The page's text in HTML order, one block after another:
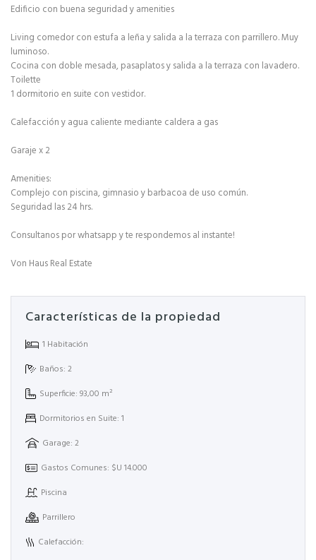
Edificio con buena seguridad y amenities
Living comedor con estufa a leña y salida a la terraza con parrillero. Muy
luminoso.
Cocina con doble mesada, pasaplatos y salida a la terraza con lavadero.
Toilette
1 dormitorio en suite con vestidor.
Calefacción y agua caliente mediante caldera a gas
Garaje x 2
Amenities:
Complejo con piscina, gimnasio y barbacoa de uso común.
Seguridad las 24 hrs.
Consultanos por whatsapp y te respondemos al instante!
Von Haus Real Estate
Características de la propiedad
1 Habitación
Baños: 2
Superficie: 93,00 m²
Dormitorios en Suite: 1
Garage: 2
Gastos Comunes: $U 14.000
Piscina
Parrillero
Calefacción: